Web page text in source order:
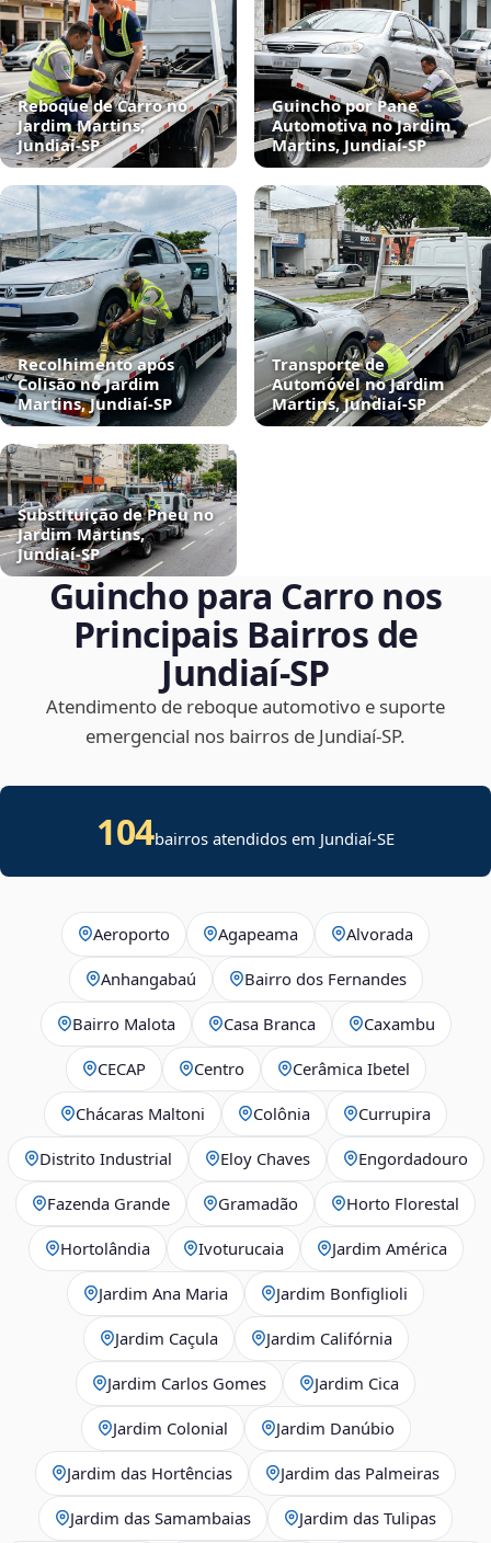
Reboque de Carro no
Jardim Martins,
Jundiaí‑SP
Guincho por Pane
Automotiva no Jardim
Martins, Jundiaí‑SP
Recolhimento após
Colisão no Jardim
Martins, Jundiaí‑SP
Transporte de
Automóvel no Jardim
Martins, Jundiaí‑SP
Substituição de Pneu no
Jardim Martins,
Jundiaí‑SP
Guincho para Carro nos
Principais Bairros de
Jundiaí‑SP
Atendimento de reboque automotivo e suporte
emergencial nos bairros de Jundiaí‑SP.
104bairros atendidos em Jundiaí-SE
Aeroporto Agapeama Alvorada
Anhangabaú Bairro dos Fernandes
Bairro Malota Casa Branca Caxambu
CECAP Centro Cerâmica Ibetel
Chácaras Maltoni Colônia Currupira
Distrito Industrial Eloy Chaves Engordadouro
Fazenda Grande Gramadão Horto Florestal
Hortolândia Ivoturucaia Jardim América
Jardim Ana Maria Jardim Bonfiglioli
Jardim Caçula Jardim Califórnia
Jardim Carlos Gomes Jardim Cica
Jardim Colonial Jardim Danúbio
Jardim das Hortências Jardim das Palmeiras
Jardim das Samambaias Jardim das Tulipas